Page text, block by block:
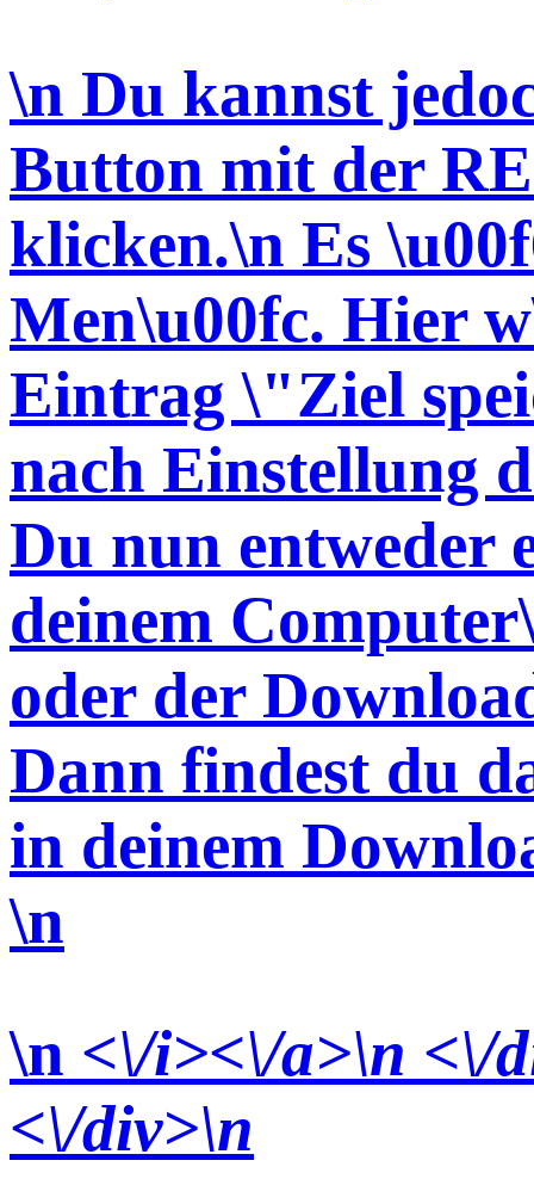
\n Du kannst
Button mit der
klicken.\n Es
Men\u00fc. Hier
Eintrag \"Ziel
nach Einstellung
Du nun entweder
deinem
oder der
Dann findest du
in deinem
\n
\n <\/i><\/a>\n <\/
<\/div>\n